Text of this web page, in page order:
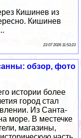
Кишинев из
Кишинев
23 07 2026 11:53:23
обзор, фото
истории более
город стал
Из Санта-
море. В местечке
магазины,